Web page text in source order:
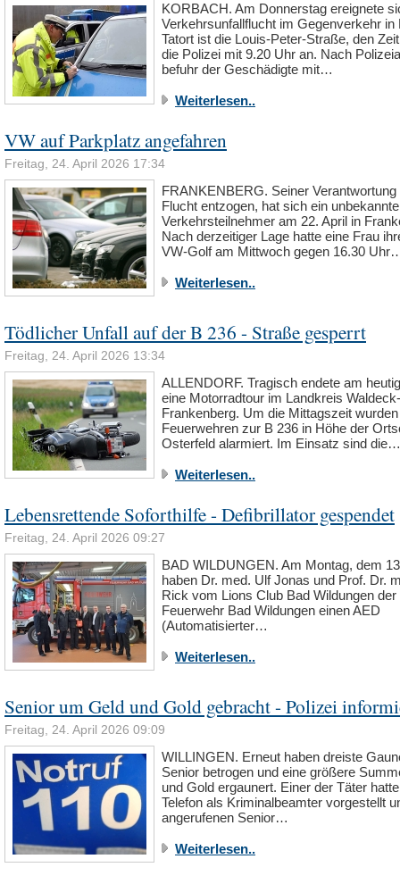
KORBACH. Am Donnerstag ereignete
Verkehrsunfallflucht im Gegenverkehr in
Tatort ist die Louis-Peter-Straße, den
die Polizei mit 9.20 Uhr an. Nach
befuhr der Geschädigte mit…
Weiterlesen..
VW auf Parkplatz angefahren
Freitag, 24. April 2026 17:34
FRANKENBERG. Seiner Verantwortung
Flucht entzogen, hat sich ein
Verkehrsteilnehmer am 22. April in
Nach derzeitiger Lage hatte eine Frau
VW-Golf am Mittwoch gegen 16.30
Weiterlesen..
Tödlicher Unfall auf der B 236 - Straße gesperrt
Freitag, 24. April 2026 13:34
ALLENDORF. Tragisch endete am
eine Motorradtour im Landkreis Waldeck-
Frankenberg. Um die Mittagszeit
Feuerwehren zur B 236 in Höhe der
Osterfeld alarmiert. Im Einsatz sind die…
Weiterlesen..
Lebensrettende Soforthilfe - Defibrillator gespendet
Freitag, 24. April 2026 09:27
BAD WILDUNGEN. Am Montag, dem
haben Dr. med. Ulf Jonas und Prof. Dr.
Rick vom Lions Club Bad Wildungen der
Feuerwehr Bad Wildungen einen AED
(Automatisierter…
Weiterlesen..
Senior um Geld und Gold gebracht - Polizei
Freitag, 24. April 2026 09:09
WILLINGEN. Erneut haben dreiste
Senior betrogen und eine größere
und Gold ergaunert. Einer der Täter
Telefon als Kriminalbeamter vorgestellt
angerufenen Senior…
Weiterlesen..